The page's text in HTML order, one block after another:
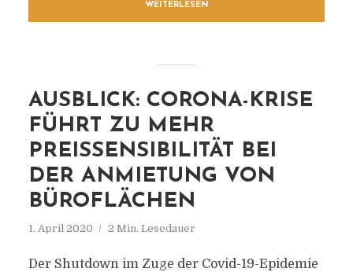
WEITERLESEN
AUSBLICK: CORONA-KRISE
FÜHRT ZU MEHR
PREISSENSIBILITÄT BEI
DER ANMIETUNG VON
BÜROFLÄCHEN
1. April 2020 2 Min. Lesedauer
Der Shutdown im Zuge der Covid-19-Epidemie